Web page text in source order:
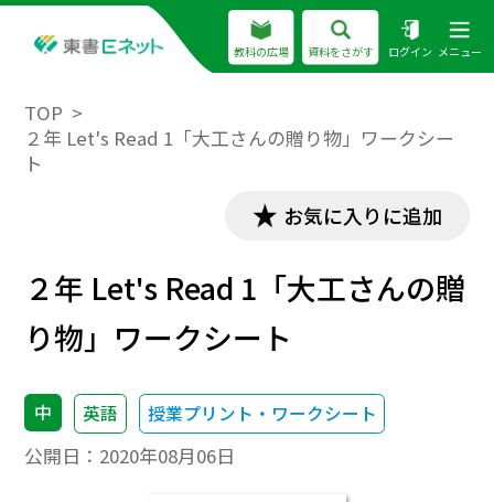
教科の広場 資料をさがす ログイン メニュー
TOP
２年 Let's Read 1「大工さんの贈り物」ワークシー
ト
お気に入りに追加
２年 Let's Read 1「大工さんの贈
り物」ワークシート
中 英語 授業プリント・ワークシート
公開日： 2020年08月06日